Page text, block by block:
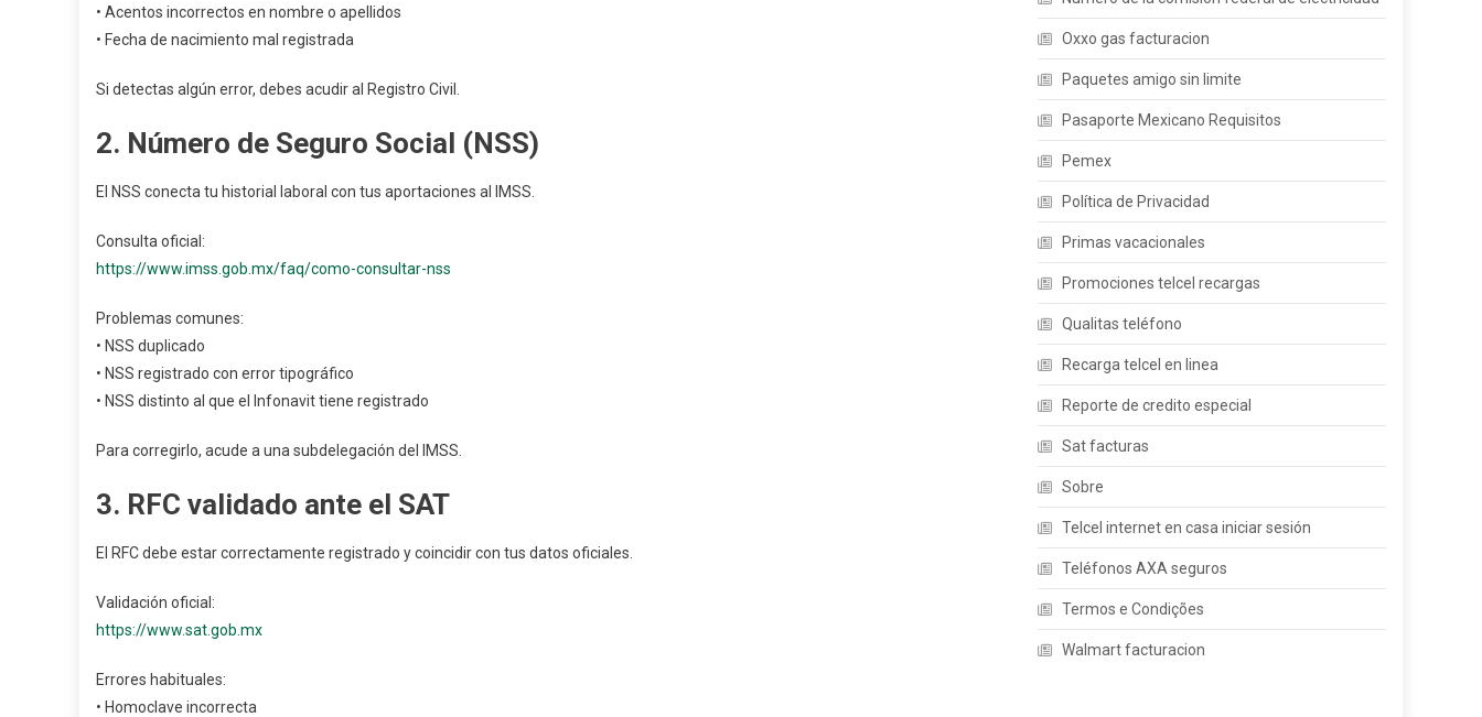
• Acentos incorrectos en nombre o apellidos
• Fecha de nacimiento mal registrada
Si detectas algún error, debes acudir al Registro Civil.
2. Número de Seguro Social (NSS)
El NSS conecta tu historial laboral con tus aportaciones al IMSS.
Consulta oficial:
https://www.imss.gob.mx/faq/como-consultar-nss
Problemas comunes:
• NSS duplicado
• NSS registrado con error tipográfico
• NSS distinto al que el Infonavit tiene registrado
Para corregirlo, acude a una subdelegación del IMSS.
3. RFC validado ante el SAT
El RFC debe estar correctamente registrado y coincidir con tus datos oficiales.
Validación oficial:
https://www.sat.gob.mx
Errores habituales:
• Homoclave incorrecta
Oxxo gas facturacion
Paquetes amigo sin limite
Pasaporte Mexicano Requisitos
Pemex
Política de Privacidad
Primas vacacionales
Promociones telcel recargas
Qualitas teléfono
Recarga telcel en linea
Reporte de credito especial
Sat facturas
Sobre
Telcel internet en casa iniciar sesión
Teléfonos AXA seguros
Termos e Condições
Walmart facturacion